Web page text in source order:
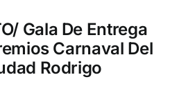
Gala De Entrega
Carnaval Del
Rodrigo